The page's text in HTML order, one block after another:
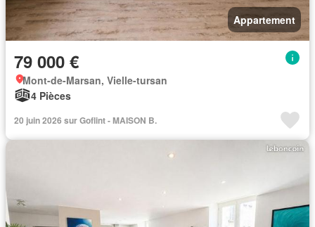
Appartement
79 000 €
Mont-de-Marsan, Vielle-tursan
4 Pièces
20 juin 2026 sur Goflint - MAISON B.